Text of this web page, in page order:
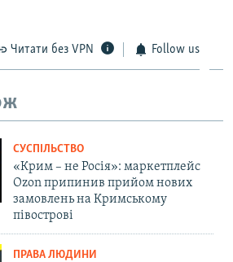
Читати без VPN Follow us
СУСПІЛЬСТВО
«Крим – не Росія»: маркетплейс
Ozon припинив прийом нових
замовлень на Кримському
півострові
ПРАВА ЛЮДИНИ